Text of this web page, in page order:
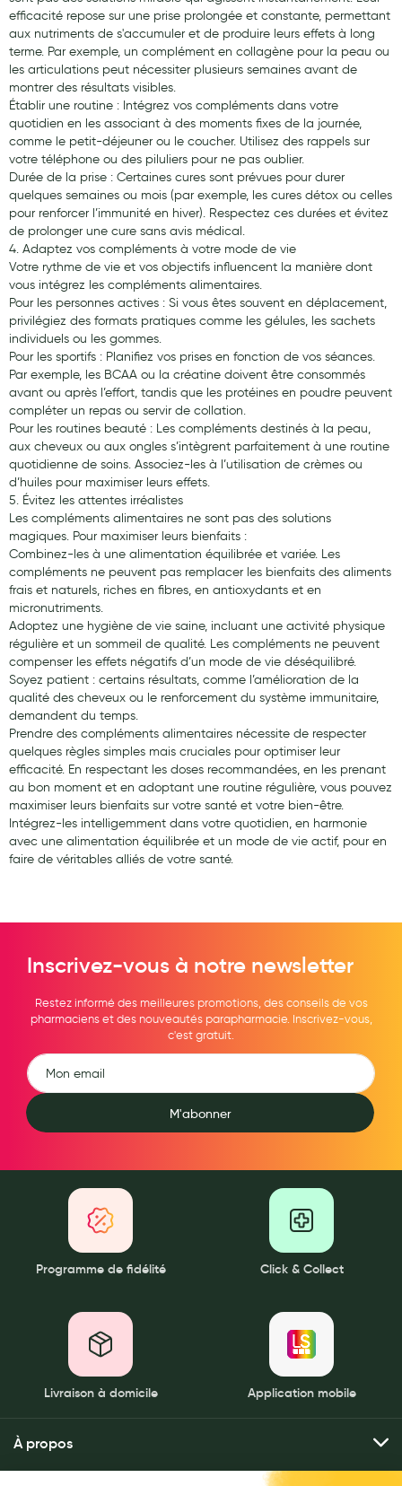
efficacité repose sur une prise prolongée et constante, permettant
aux nutriments de s'accumuler et de produire leurs effets à long
terme. Par exemple, un complément en collagène pour la peau ou
les articulations peut nécessiter plusieurs semaines avant de
montrer des résultats visibles.
Établir une routine : Intégrez vos compléments dans votre
quotidien en les associant à des moments fixes de la journée,
comme le petit-déjeuner ou le coucher. Utilisez des rappels sur
votre téléphone ou des piluliers pour ne pas oublier.
Durée de la prise : Certaines cures sont prévues pour durer
quelques semaines ou mois (par exemple, les cures détox ou celles
pour renforcer l’immunité en hiver). Respectez ces durées et évitez
de prolonger une cure sans avis médical.
4. Adaptez vos compléments à votre mode de vie
Votre rythme de vie et vos objectifs influencent la manière dont
vous intégrez les compléments alimentaires.
Pour les personnes actives : Si vous êtes souvent en déplacement,
privilégiez des formats pratiques comme les gélules, les sachets
individuels ou les gommes.
Pour les sportifs : Planifiez vos prises en fonction de vos séances.
Par exemple, les BCAA ou la créatine doivent être consommés
avant ou après l’effort, tandis que les protéines en poudre peuvent
compléter un repas ou servir de collation.
Pour les routines beauté : Les compléments destinés à la peau,
aux cheveux ou aux ongles s’intègrent parfaitement à une routine
quotidienne de soins. Associez-les à l’utilisation de crèmes ou
d’huiles pour maximiser leurs effets.
5. Évitez les attentes irréalistes
Les compléments alimentaires ne sont pas des solutions
magiques. Pour maximiser leurs bienfaits :
Combinez-les à une alimentation équilibrée et variée. Les
compléments ne peuvent pas remplacer les bienfaits des aliments
frais et naturels, riches en fibres, en antioxydants et en
micronutriments.
Adoptez une hygiène de vie saine, incluant une activité physique
régulière et un sommeil de qualité. Les compléments ne peuvent
compenser les effets négatifs d’un mode de vie déséquilibré.
Soyez patient : certains résultats, comme l’amélioration de la
qualité des cheveux ou le renforcement du système immunitaire,
demandent du temps.
Prendre des compléments alimentaires nécessite de respecter
quelques règles simples mais cruciales pour optimiser leur
efficacité. En respectant les doses recommandées, en les prenant
au bon moment et en adoptant une routine régulière, vous pouvez
maximiser leurs bienfaits sur votre santé et votre bien-être.
Intégrez-les intelligemment dans votre quotidien, en harmonie
avec une alimentation équilibrée et un mode de vie actif, pour en
faire de véritables alliés de votre santé.
Inscrivez-vous à notre newsletter
Restez informé des meilleures promotions, des conseils de vos
pharmaciens et des nouveautés parapharmacie. Inscrivez-vous,
c'est gratuit.
M'abonner
Programme de fidélité Click & Collect
Livraison à domicile Application mobile
À propos
Qui sommes-nous ?